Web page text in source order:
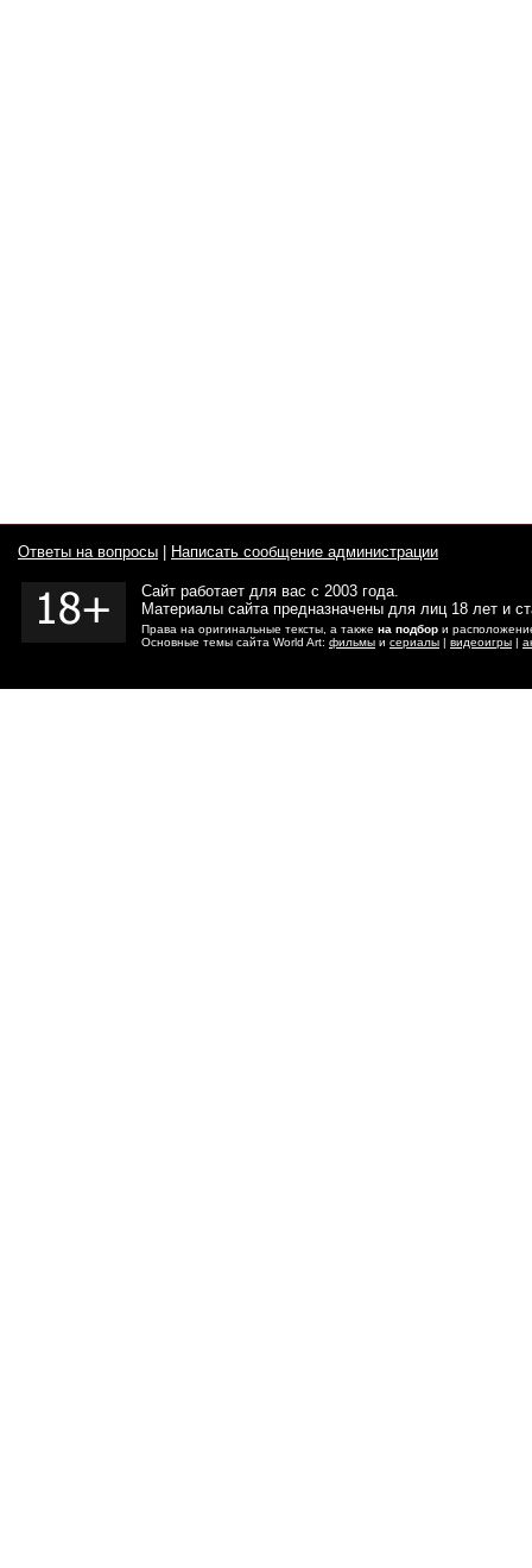
Ответы на вопросы Написать сообщение администрации
Сайт работает для вас с 2003 года.
Материалы сайта предназначены для лиц 18 лет и
Права на оригинальные тексты, а также на подбор и
Основные темы сайта World Art: фильмы и сериалы | видеоигры |